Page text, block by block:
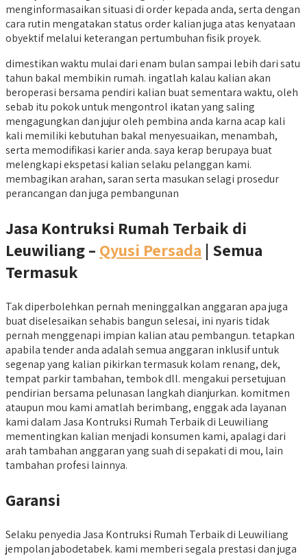
menginformasaikan situasi di order kepada anda, serta dengan
cara rutin mengatakan status order kalian juga atas kenyataan
obyektif melalui keterangan pertumbuhan fisik proyek.
dimestikan waktu mulai dari enam bulan sampai lebih dari satu
tahun bakal membikin rumah. ingatlah kalau kalian akan
beroperasi bersama pendiri kalian buat sementara waktu, oleh
sebab itu pokok untuk mengontrol ikatan yang saling
mengagungkan dan jujur oleh pembina anda karna acap kali
kali memiliki kebutuhan bakal menyesuaikan, menambah,
serta memodifikasi karier anda. saya kerap berupaya buat
melengkapi ekspetasi kalian selaku pelanggan kami.
membagikan arahan, saran serta masukan selagi prosedur
perancangan dan juga pembangunan
Jasa Kontruksi Rumah Terbaik di
Leuwiliang – Qyusi Persada | Semua
Termasuk
Tak diperbolehkan pernah meninggalkan anggaran apa juga
buat diselesaikan sehabis bangun selesai, ini nyaris tidak
pernah menggenapi impian kalian atau pembangun. tetapkan
apabila tender anda adalah semua anggaran inklusif untuk
segenap yang kalian pikirkan termasuk kolam renang, dek,
tempat parkir tambahan, tembok dll. mengakui persetujuan
pendirian bersama pelunasan langkah dianjurkan. komitmen
ataupun mou kami amatlah berimbang, enggak ada layanan
kami dalam Jasa Kontruksi Rumah Terbaik di Leuwiliang
mementingkan kalian menjadi konsumen kami, apalagi dari
arah tambahan anggaran yang suah di sepakati di mou, lain
tambahan profesi lainnya.
Garansi
Selaku penyedia Jasa Kontruksi Rumah Terbaik di Leuwiliang
jempolan jabodetabek. kami memberi segala prestasi dan juga